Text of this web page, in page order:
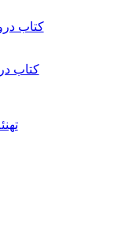
كتاب